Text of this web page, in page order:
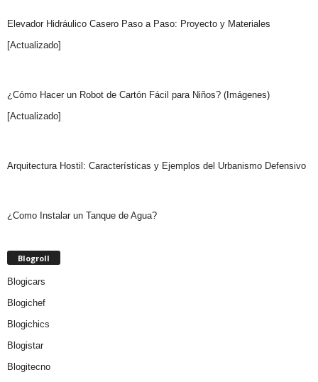
Elevador Hidráulico Casero Paso a Paso: Proyecto y Materiales
[Actualizado]
¿Cómo Hacer un Robot de Cartón Fácil para Niños? (Imágenes)
[Actualizado]
Arquitectura Hostil: Características y Ejemplos del Urbanismo Defensivo
¿Como Instalar un Tanque de Agua?
Blogroll
Blogicars
Blogichef
Blogichics
Blogistar
Blogitecno